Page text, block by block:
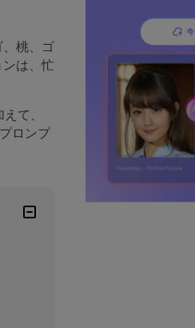
桃、ゴ
は、忙
て、
ロンプ